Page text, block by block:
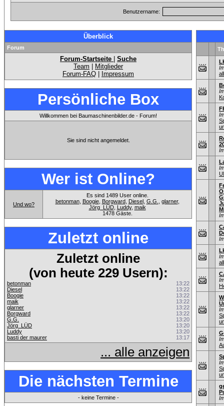
Benutzername:
Überblick
Forum
Forum-Startseite
Suche
Team
Mitglieder
Forum-FAQ
Impressum
Persönliche Box
Willkommen bei Baumaschinenbilder.de - Forum!
Sie sind nicht angemeldet.
Wer ist Online?
Und wo?
Es sind 1489 User online.
betonman, Boogie, Borgward, Diesel, G.G. glarner,
Jörg_LÜD, Luddy, maik
1478 Gäste.
Zuletzt online
Zuletzt online
(von heute 229 Usern):
betonman
13:22
Diesel
13:22
Boogie
13:22
maik
13:22
glarner
13:22
Borgward
13:22
G.G.
13:20
Jörg_LÜD
13:20
Luddy
13:20
basti der maurer
13:17
... alle anzeigen
Die nächsten Termine
- keine Termine -